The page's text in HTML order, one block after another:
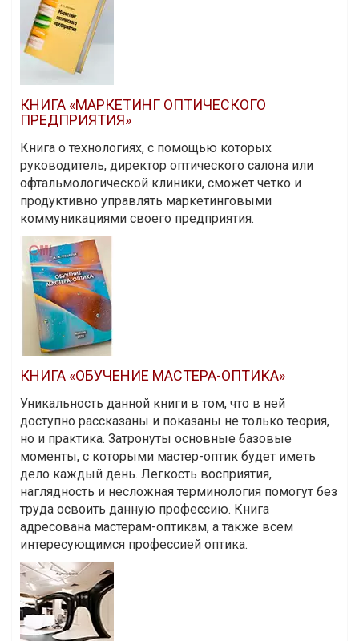
КНИГА «МАРКЕТИНГ ОПТИЧЕСКОГО
ПРЕДПРИЯТИЯ»
Книга о технологиях, с помощью которых
руководитель, директор оптического салона или
офтальмологической клиники, сможет четко и
продуктивно управлять маркетинговыми
коммуникациями своего предприятия.
КНИГА «ОБУЧЕНИЕ МАСТЕРА-ОПТИКА»
Уникальность данной книги в том, что в ней
доступно рассказаны и показаны не только теория,
но и практика. Затронуты основные базовые
моменты, с которыми мастер-оптик будет иметь
дело каждый день. Легкость восприятия,
наглядность и несложная терминология помогут без
труда освоить данную профессию. Книга
адресована мастерам-оптикам, а также всем
интересующимся профессией оптика.